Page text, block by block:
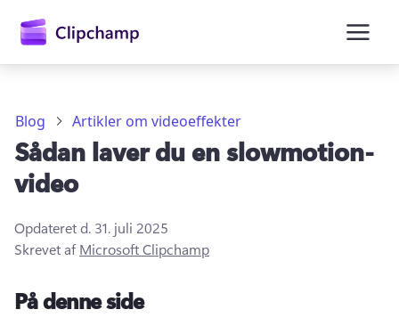
Prøv det gratis
Blog Artikler om videoeffekter
Sådan laver du en slowmotion-
video
Opdateret d. 31. juli 2025
Skrevet afMicrosoft Clipchamp
På denne side